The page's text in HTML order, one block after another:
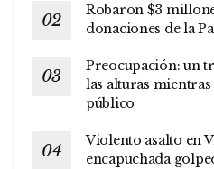
Robaron $3
donaciones de la
Preocupación: un
las alturas
público
Violento asalto en
encapuchada